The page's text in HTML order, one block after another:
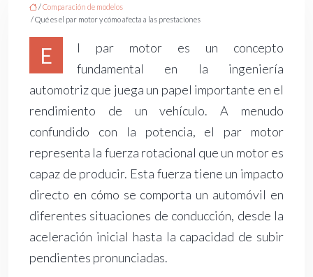
/Comparación de modelos
/ Qué es el par motor y cómo afecta a las prestaciones
E
l par motor es un concepto
fundamental en la ingeniería
automotriz que juega un papel importante en el
rendimiento de un vehículo. A menudo
confundido con la potencia, el par motor
representa la fuerza rotacional que un motor es
capaz de producir. Esta fuerza tiene un impacto
directo en cómo se comporta un automóvil en
diferentes situaciones de conducción, desde la
aceleración inicial hasta la capacidad de subir
pendientes pronunciadas.